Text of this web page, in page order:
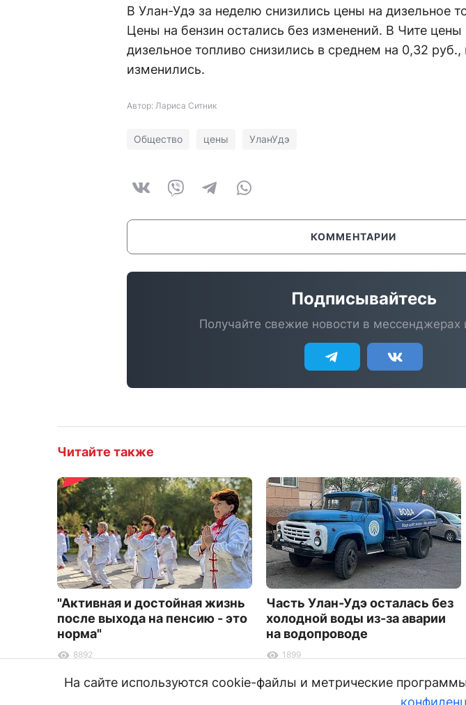
В Улан-Удэ за неделю снизились цены на дизельное
Цены на бензин остались без изменений. В Чите цены
дизельное топливо снизились в среднем на 0,32
изменились.
Автор: Лариса Ситник
Общество цены УланУдэ
КОММЕНТАРИИ
Подписывайтесь
Получайте свежие новости в мессенджерах
Читайте также
"Активная и достойная жизнь
после выхода на пенсию - это
норма"
8892
Часть Улан-Удэ осталась без
холодной воды из-за аварии
на водопроводе
1899
На сайте используются cookie-файлы и метрические